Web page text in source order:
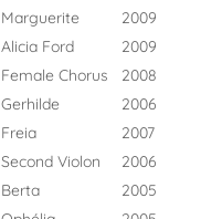
Marguerite
2009
Alicia Ford
2009
Female Chorus
2008
Gerhilde
2006
Freia
2007
Second Violon
2006
Berta
2005